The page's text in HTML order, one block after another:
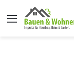
Menü